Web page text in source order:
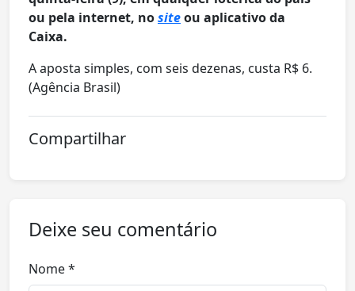
ou pela internet, nositeou aplicativo da
Caixa.
A aposta simples, com seis dezenas, custa R$ 6.
(Agência Brasil)
Compartilhar
Deixe seu comentário
Nome *